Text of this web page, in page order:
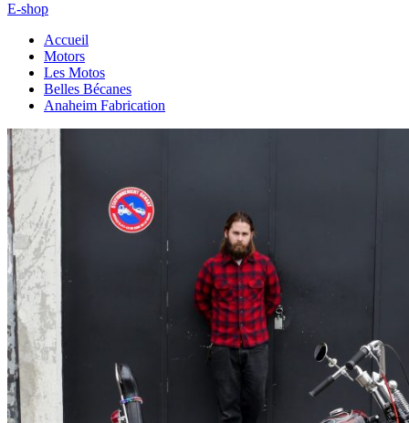
E-shop
Accueil
Motors
Les Motos
Belles Bécanes
Anaheim Fabrication